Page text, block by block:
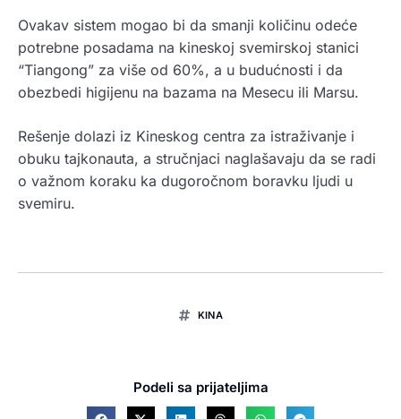
Ovakav sistem mogao bi da smanji količinu odeće
potrebne posadama na kineskoj svemirskoj stanici
“Tiangong” za više od 60%, a u budućnosti i da
obezbedi higijenu na bazama na Mesecu ili Marsu.
Rešenje dolazi iz Kineskog centra za istraživanje i
obuku tajkonauta, a stručnjaci naglašavaju da se radi
o važnom koraku ka dugoročnom boravku ljudi u
svemiru.
KINA
Podeli sa prijateljima